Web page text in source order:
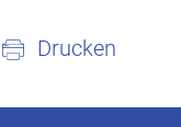
Drucken